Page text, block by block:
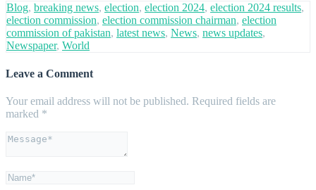
Blog, breaking news, election, election 2024, election 2024 results,
election commission, election commission chairman, election
commission of pakistan, latest news, News, news updates,
Newspaper, World
Leave a Comment
Your email address will not be published. Required fields are
marked *